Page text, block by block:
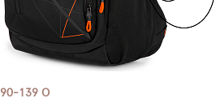
90-139 О